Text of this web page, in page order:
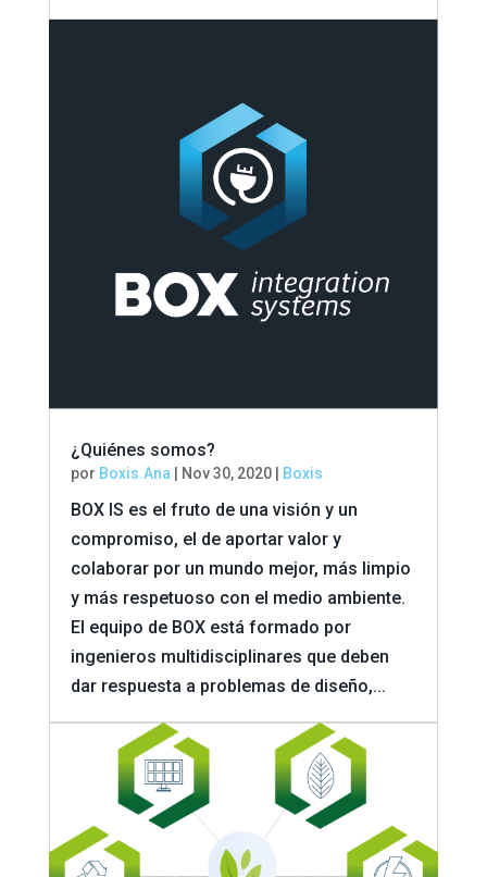
¿Quiénes somos?
por Boxis.Ana Nov 30, 2020| Boxis
BOX IS es el fruto de una visión y un
compromiso, el de aportar valor y
colaborar por un mundo mejor, más limpio
y más respetuoso con el medio ambiente.
El equipo de BOX está formado por
ingenieros multidisciplinares que deben
dar respuesta a problemas de diseño,...